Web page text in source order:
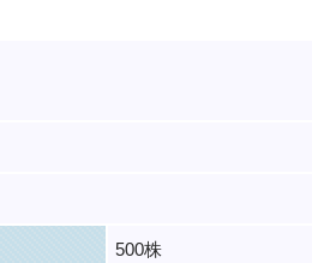
500株